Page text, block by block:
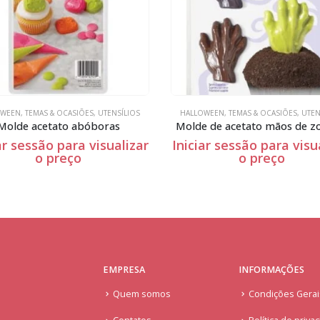
, TEMAS & OCASIÕES, UTENSÍLIOS
acetato abóboras
sessão para visualizar
o preço
HALLOWEEN, TEMAS & OCASIÕES,
Molde de acetato mãos de
Iniciar sessão para
o preço
EMPRESA
Quem somos
INFORMAÇÕES
Condições